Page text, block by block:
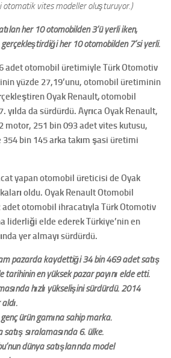
otomatik vites modeller oluşturuyor.)
her 10 otomobilden 3’ü yerli iken,
gerçekleştirdiği her 10 otomobilden 7’si yerli.
adet otomobil üretimiyle Türk Otomotiv
yüzde 27,19’unu, otomobil üretiminin
Oyak Renault,otomobil
da sürdürdü. Ayrıca Oyak Renault,
motor, 251 bin 093 adet vites kutusu,
354 bin 145 arka takım şasi üretimi
yapan otomobil üreticisi de Oyak
oldu. Oyak Renault Otomobil
adet otomobil ihracatıyla Türk Otomotiv
liderliği elde ederek Türkiye’nin en
yer almayı sürdürdü.
pazarda kaydettiği 34 bin 469 adet satış
tarihinin en yüksek pazar payını elde etti.
hızlı yükselişini sürdürdü. 2014
ürün gamına sahip marka.
satış sıralamasında 6. ülke.
dünya satışlarında model